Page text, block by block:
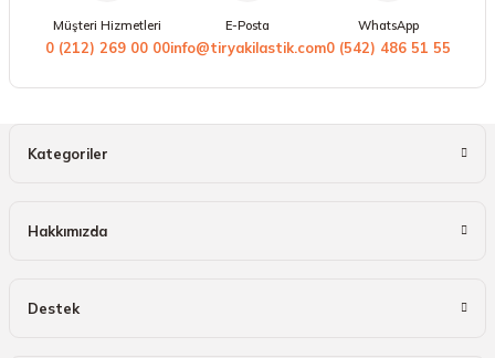
Müşteri Hizmetleri
0 (212) 269 00 00
E-Posta
info@tiryakilastik.com
WhatsApp
0 (542) 486 51 55
Kategoriler
Hakkımızda
Destek